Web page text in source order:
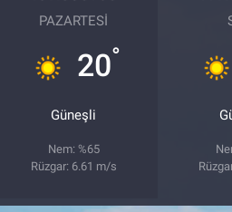
PAZARTESI
20°
Güneşli
Nem: %65
Rüzgar: 6.61 m/s